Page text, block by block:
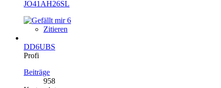
JO41AH26SL
6
Zitieren
DD6UBS
Profi
Beiträge
958